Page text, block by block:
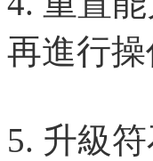
再進行操
5. 升級